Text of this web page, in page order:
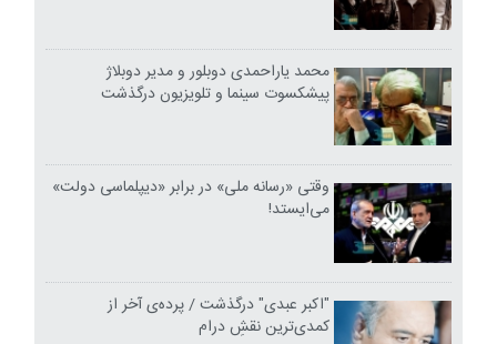
محمد یاراحمدی دوبلور و مدیر دوبلاژ
پیشکسوت سینما و تلویزیون درگذشت
وقتی «رسانه ملی» در برابر «دیپلماسی دولت»
می‌ایستد!
"اکبر عبدی" درگذشت / پرده‌ی آخر از
کمدی‌ترین نقشِ درام